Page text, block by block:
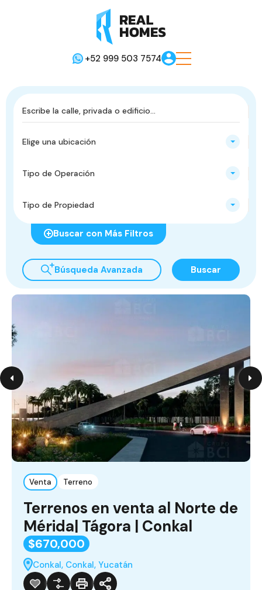
+52 999 503 7574
Elige una ubicación
Tipo de Operación
Tipo de Propiedad
Buscar con Más Filtros
Búsqueda Avanzada Buscar
Venta Terreno
Terrenos en venta al Norte de
Mérida| Tágora | Conkal
$670,000
Conkal, Conkal, Yucatán